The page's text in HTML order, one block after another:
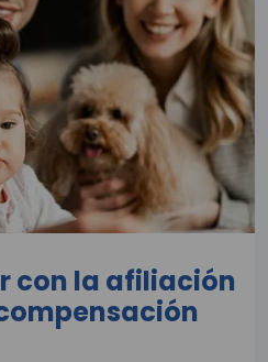
con la afiliación